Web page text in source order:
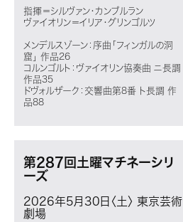
指揮＝シルヴァン・カンブルラン
ヴァイオリン＝イリア・グリンゴルツ
メンデルスゾーン：序曲「フィンガルの洞
窟」 作品26
コルンゴルト：ヴァイオリン協奏曲 ニ長調
作品35
ドヴォルザーク：交響曲第8番 ト長調 作
品88
第287回土曜マチネーシリ
ーズ
2026年5月30日〈土〉 東京芸術
劇場